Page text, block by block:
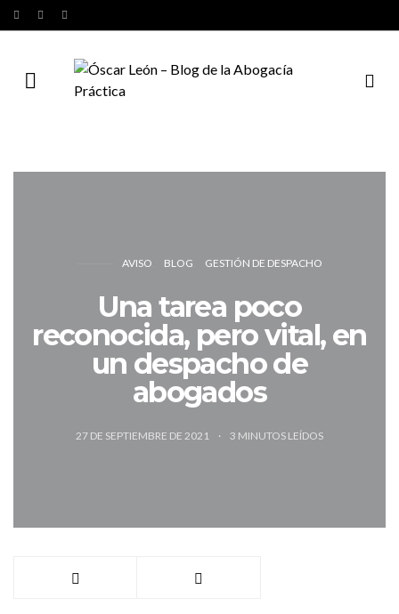
AVISO BLOG GESTIÓN DE DESPACHO
Una tarea poco
reconocida, pero vital, en
un despacho de
abogados
27 DE SEPTIEMBRE DE 2021 3 MINUTOS LEÍDOS